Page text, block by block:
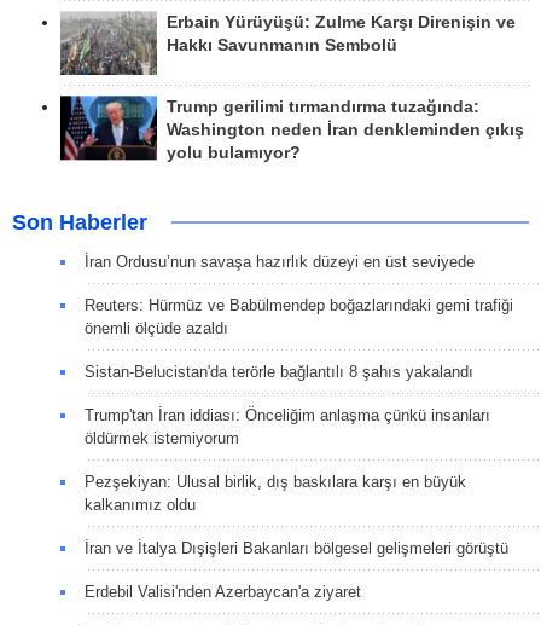
Erbain Yürüyüşü: Zulme Karşı Direnişin ve
Hakkı Savunmanın Sembolü
Trump gerilimi tırmandırma tuzağında:
Washington neden İran denkleminden çıkış
yolu bulamıyor?
Son Haberler
İran Ordusu’nun savaşa hazırlık düzeyi en üst seviyede
Reuters: Hürmüz ve Babülmendep boğazlarındaki gemi trafiği
önemli ölçüde azaldı
Sistan-Belucistan'da terörle bağlantılı 8 şahıs yakalandı
Trump'tan İran iddiası: Önceliğim anlaşma çünkü insanları
öldürmek istemiyorum
Pezşekiyan: Ulusal birlik, dış baskılara karşı en büyük
kalkanımız oldu
İran ve İtalya Dışişleri Bakanları bölgesel gelişmeleri görüştü
Erdebil Valisi'nden Azerbaycan'a ziyaret